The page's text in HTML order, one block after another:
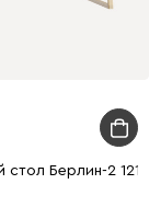
стол Берлин-2